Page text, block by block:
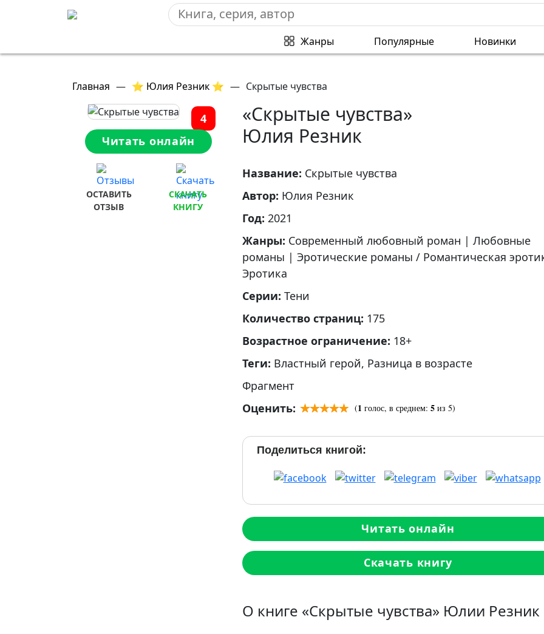
Жанры Популярные Новинки
Главная — ⭐ Юлия Резник ⭐ — Скрытые чувства
4
Читать онлайн
ОСТАВИТЬ
ОТЗЫВ
СКАЧАТЬ
КНИГУ
«Скрытые чувства»
Юлия Резник
Название: Скрытые чувства
Автор: Юлия Резник
Год: 2021
Жанры: Современный любовный роман | Любовные
романы | Эротические романы / Романтическая
Эротика
Серии: Тени
Количество страниц: 175
Возрастное ограничение: 18+
Теги: Властный герой, Разница в возрасте
Фрагмент
Оценить:
(1 голос, в среднем: 5 из 5)
Поделиться книгой:
Читать онлайн
Скачать книгу
О книге «Скрытые чувства» Юлии Резник